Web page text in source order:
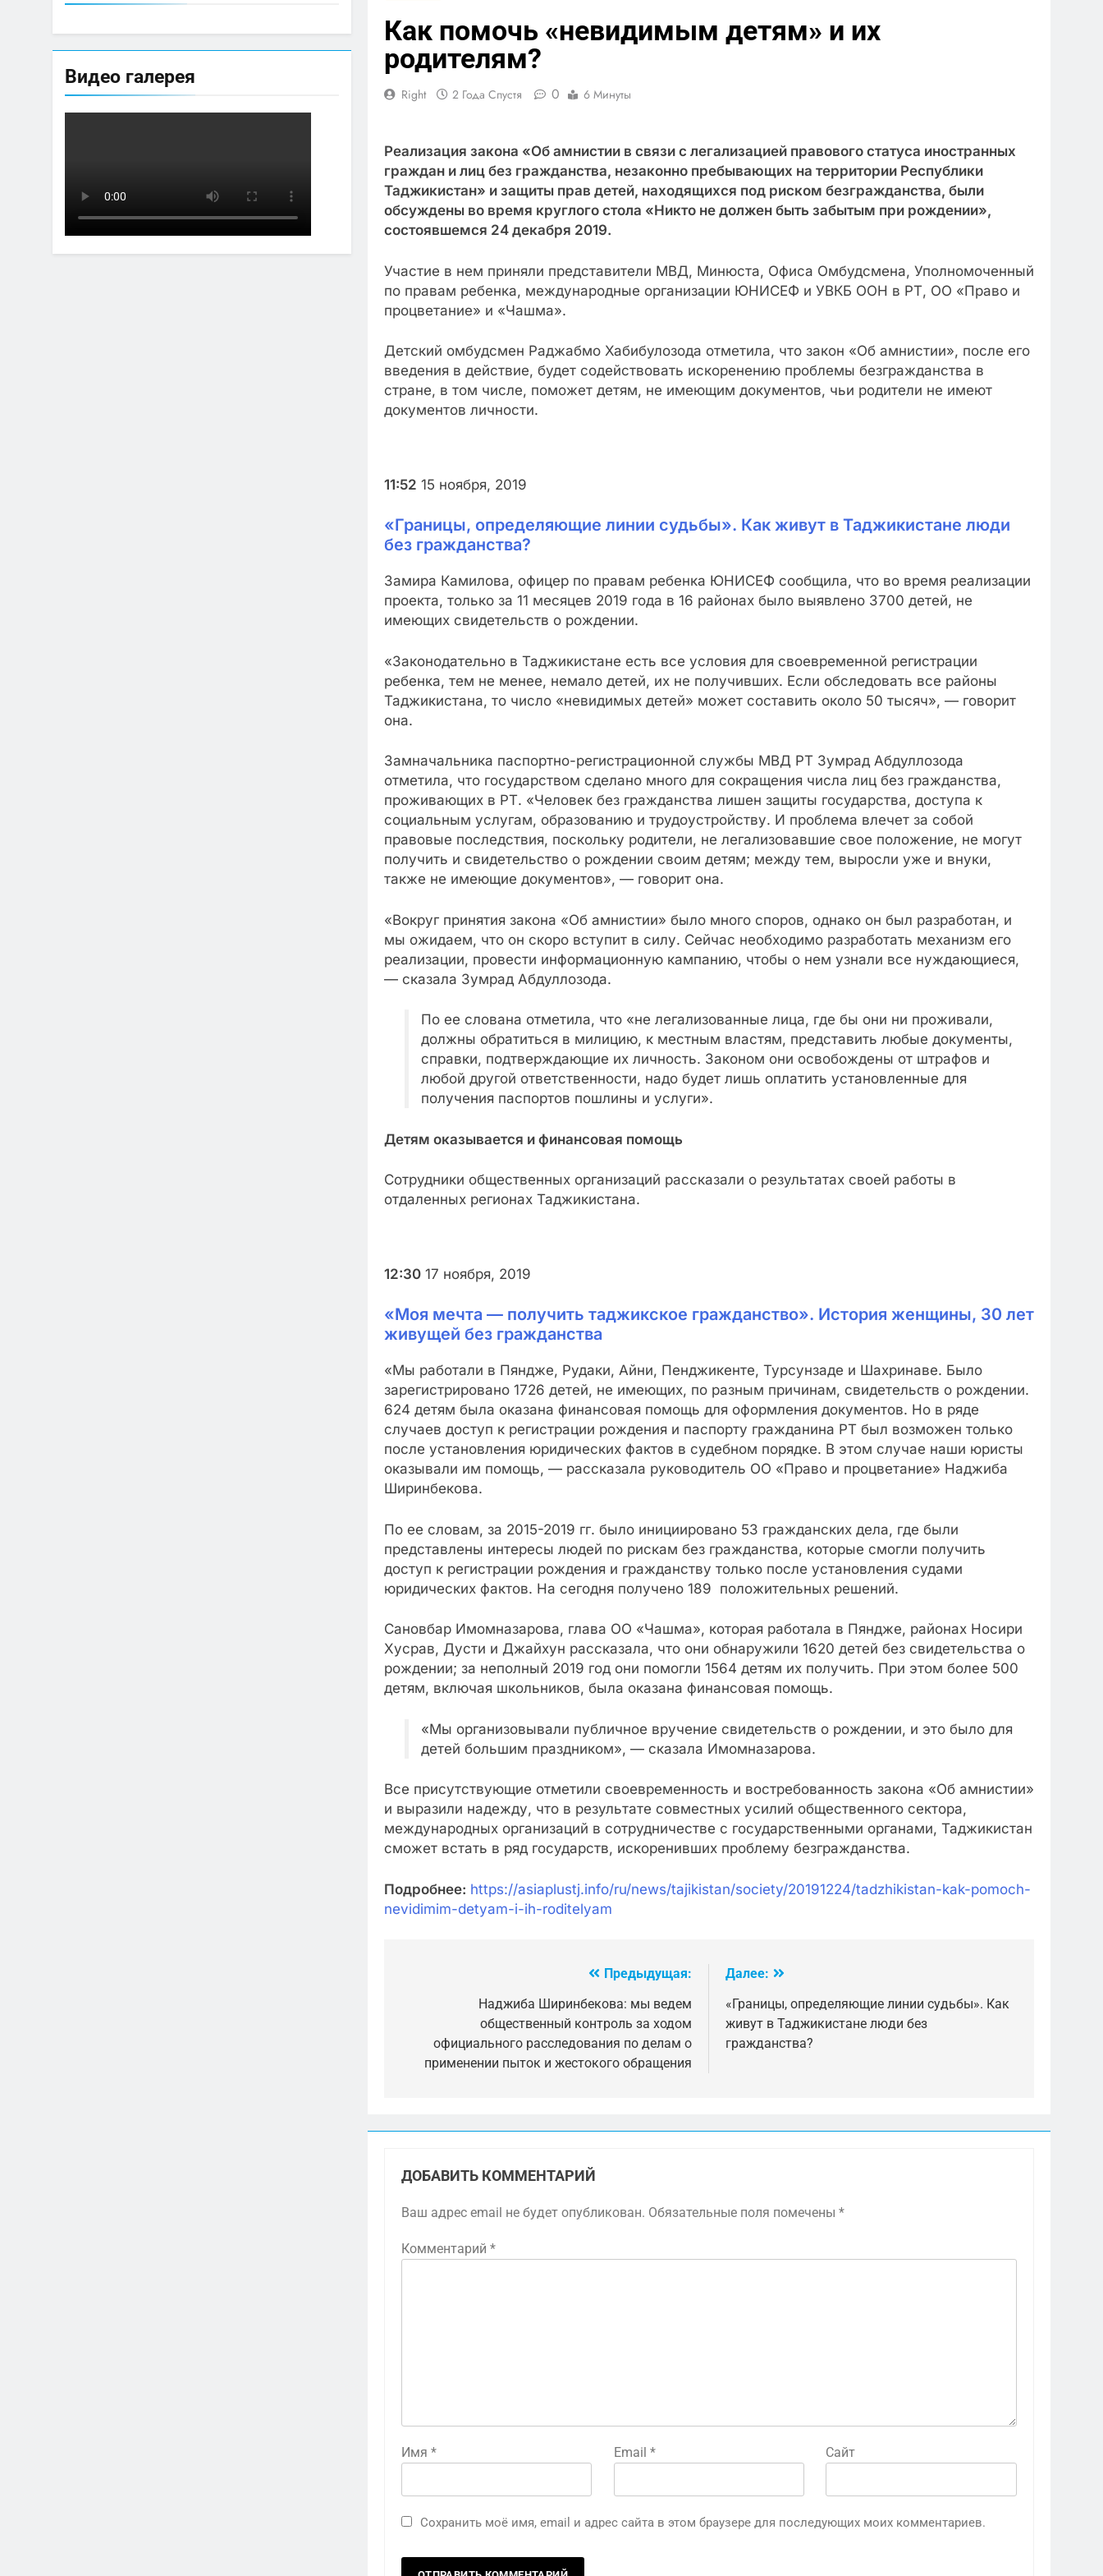
Видео галерея
Как помочь «невидимым детям» и их
родителям?
Right 2 Года Спустя 0 6 Минуты
Реализация закона «Об амнистии в связи с легализацией правового статуса иностранных
граждан и лиц без гражданства, незаконно пребывающих на территории Республики
Таджикистан» и защиты прав детей, находящихся под риском безгражданства, были
обсуждены во время круглого стола «Никто не должен быть забытым при рождении»,
состоявшемся 24 декабря 2019.
Участие в нем приняли представители МВД, Минюста, Офиса Омбудсмена, Уполномоченный
по правам ребенка, международные организации ЮНИСЕФ и УВКБ ООН в РТ, ОО «Право и
процветание» и «Чашма».
Детский омбудсмен Раджабмо Хабибулозода отметила, что закон «Об амнистии», после его
введения в действие, будет содействовать искоренению проблемы безгражданства в
стране, в том числе, поможет детям, не имеющим документов, чьи родители не имеют
документов личности.
11:52 15 ноября, 2019
«Границы, определяющие линии судьбы». Как живут в Таджикистане люди
без гражданства?
Замира Камилова, офицер по правам ребенка ЮНИСЕФ сообщила, что во время реализации
проекта, только за 11 месяцев 2019 года в 16 районах было выявлено 3700 детей, не
имеющих свидетельств о рождении.
«Законодательно в Таджикистане есть все условия для своевременной регистрации
ребенка, тем не менее, немало детей, их не получивших. Если обследовать все районы
Таджикистана, то число «невидимых детей» может составить около 50 тысяч», — говорит
она.
Замначальника паспортно-регистрационной службы МВД РТ Зумрад Абдуллозода
отметила, что государством сделано много для сокращения числа лиц без гражданства,
проживающих в РТ. «Человек без гражданства лишен защиты государства, доступа к
социальным услугам, образованию и трудоустройству. И проблема влечет за собой
правовые последствия, поскольку родители, не легализовавшие свое положение, не могут
получить и свидетельство о рождении своим детям; между тем, выросли уже и внуки,
также не имеющие документов», — говорит она.
«Вокруг принятия закона «Об амнистии» было много споров, однако он был разработан, и
мы ожидаем, что он скоро вступит в силу. Сейчас необходимо разработать механизм его
реализации, провести информационную кампанию, чтобы о нем узнали все нуждающиеся,
— сказала Зумрад Абдуллозода.
По ее слована отметила, что «не легализованные лица, где бы они ни проживали,
должны обратиться в милицию, к местным властям, представить любые документы,
справки, подтверждающие их личность. Законом они освобождены от штрафов и
любой другой ответственности, надо будет лишь оплатить установленные для
получения паспортов пошлины и услуги».
Детям оказывается и финансовая помощь
Сотрудники общественных организаций рассказали о результатах своей работы в
отдаленных регионах Таджикистана.
12:3017 ноября, 2019
«Моя мечта — получить таджикское гражданство». История женщины, 30 лет
живущей без гражданства
«Мы работали в Пяндже, Рудаки, Айни, Пенджикенте, Турсунзаде и Шахринаве. Было
зарегистрировано 1726 детей, не имеющих, по разным причинам, свидетельств о рождении.
624 детям была оказана финансовая помощь для оформления документов. Но в ряде
случаев доступ к регистрации рождения и паспорту гражданина РТ был возможен только
после установления юридических фактов в судебном порядке. В этом случае наши юристы
оказывали им помощь, — рассказала руководитель ОО «Право и процветание» Наджиба
Ширинбекова.
По ее словам, за 2015-2019 гг. было инициировано 53 гражданских дела, где были
представлены интересы людей по рискам без гражданства, которые смогли получить
доступ к регистрации рождения и гражданству только после установления судами
юридических фактов. На сегодня получено 189 положительных решений.
Сановбар Имомназарова, глава ОО «Чашма», которая работала в Пяндже, районах Носири
Хусрав, Дусти и Джайхун рассказала, что они обнаружили 1620 детей без свидетельства о
рождении; за неполный 2019 год они помогли 1564 детям их получить. При этом более 500
детям, включая школьников, была оказана финансовая помощь.
«Мы организовывали публичное вручение свидетельств о рождении, и это было для
детей большим праздником», — сказала Имомназарова.
Все присутствующие отметили своевременность и востребованность закона «Об амнистии»
и выразили надежду, что в результате совместных усилий общественного сектора,
международных организаций в сотрудничестве с государственными органами, Таджикистан
сможет встать в ряд государств, искоренивших проблему безгражданства.
Подробнее: https://asiaplustj.info/ru/news/tajikistan/society/20191224/tadzhikistan-kak-pomoch-
nevidimim-detyam-i-ih-roditelyam
записям
Предыдущая:
Наджиба Ширинбекова: мы ведем
общественный контроль за ходом
официального расследования по делам о
применении пыток и жестокого обращения
Далее:
«Границы, определяющие линии судьбы». Как
живут в Таджикистане люди без
гражданства?
ДОБАВИТЬ КОММЕНТАРИЙ
Ваш адрес email не будет опубликован. Обязательные поля помечены *
Комментарий *
Имя * Email * Сайт
Сохранить моё имя, email и адрес сайта в этом браузере для последующих моих комментариев.